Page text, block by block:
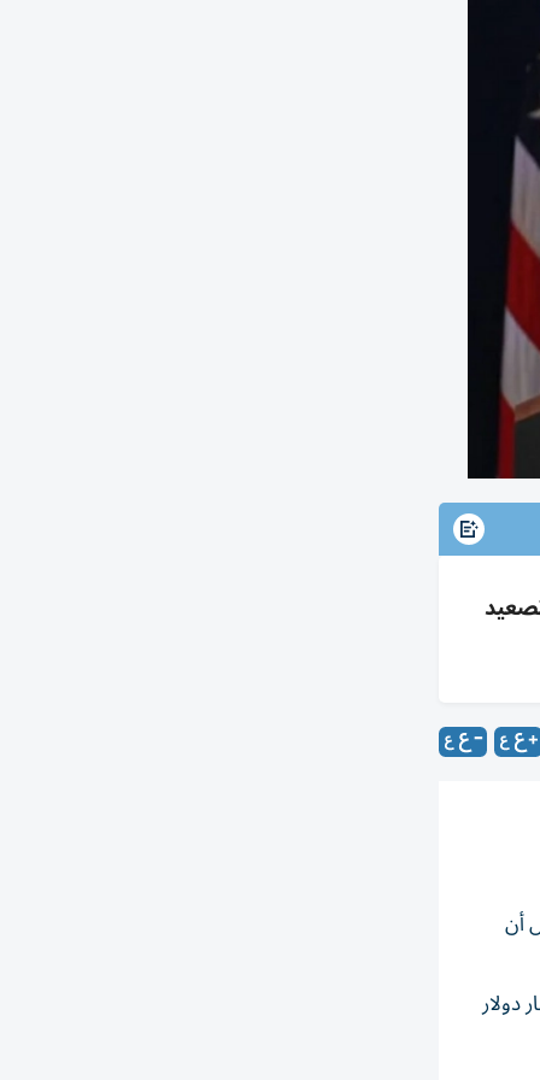
قبل أن
«تم ‌الانتهاء من رد المبالغ (الرسوم ‌بالإضافة إلى الفوائد) البالغة 100 مليار دولار